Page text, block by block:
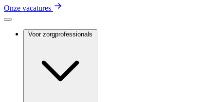
Onze vacatures
Voor zorgprofessionals